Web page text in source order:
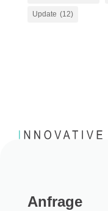
Update (12)
Anfrage